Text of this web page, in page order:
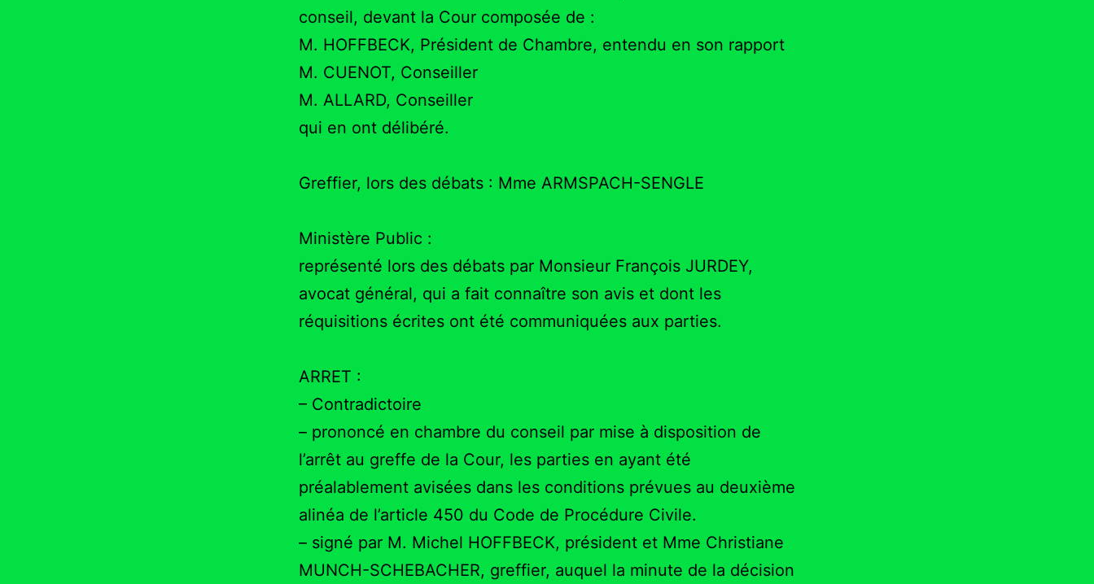
conseil, devant la Cour composée de :
M. HOFFBECK, Président de Chambre, entendu en son rapport
M. CUENOT, Conseiller
M. ALLARD, Conseiller
qui en ont délibéré.
Greffier, lors des débats : Mme ARMSPACH-SENGLE
Ministère Public :
représenté lors des débats par Monsieur François JURDEY,
avocat général, qui a fait connaître son avis et dont les
réquisitions écrites ont été communiquées aux parties.
ARRET :
– Contradictoire
– prononcé en chambre du conseil par mise à disposition de
l’arrêt au greffe de la Cour, les parties en ayant été
préalablement avisées dans les conditions prévues au deuxième
alinéa de l’article 450 du Code de Procédure Civile.
– signé par M. Michel HOFFBECK, président et Mme Christiane
MUNCH-SCHEBACHER, greffier, auquel la minute de la décision